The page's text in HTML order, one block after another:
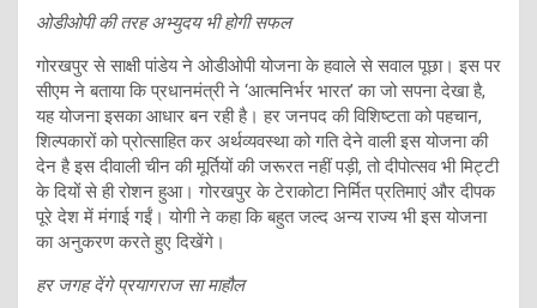
ओडीओपी की तरह अभ्युदय भी होगी सफल
गोरखपुर से साक्षी पांडेय ने ओडीओपी योजना के हवाले से सवाल पूछा। इस पर
सीएम ने बताया कि प्रधानमंत्री ने ‘आत्मनिर्भर भारत’ का जो सपना देखा है,
यह योजना इसका आधार बन रही है। हर जनपद की विशिष्टता को पहचान,
शिल्पकारों को प्रोत्साहित कर अर्थव्यवस्था को गति देने वाली इस योजना की
देन है इस दीवाली चीन की मूर्तियों की जरूरत नहीं पड़ी, तो दीपोत्सव भी मिट्टी
के दियों से ही रोशन हुआ। गोरखपुर के टेराकोटा निर्मित प्रतिमाएं और दीपक
पूरे देश में मंगाई गईं। योगी ने कहा कि बहुत जल्द अन्य राज्य भी इस योजना
का अनुकरण करते हुए दिखेंगे।
हर जगह देंगे प्रयागराज सा माहौल